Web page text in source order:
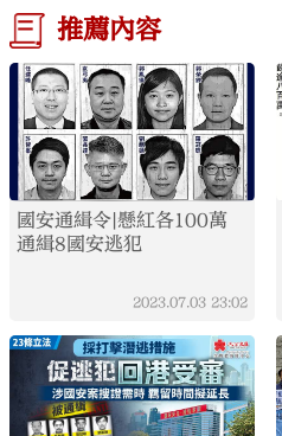
推薦內容
國安通緝令|懸紅各100萬
通緝8國安逃犯
2023.07.03 23:02